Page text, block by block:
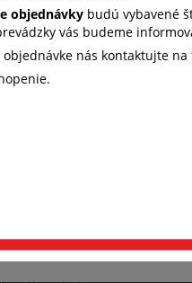
Vašim
žiadne
Som veľmi
výrobky a
Aby všetko
objednávky budú vybavené
vás budeme
objednávke nás kontaktujte